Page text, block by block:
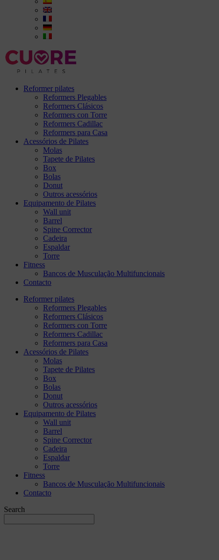
Reformer pilates
Reformers Plegables
Reformers Clásicos
Reformers con Torre
Reformers Cadillac
Reformers para Casa
Acessórios de Pilates
Molas
Tapete de Pilates
Box
Bolas
Donut
Outros acessórios
Equipamento de Pilates
Wall unit
Barrel
Spine Corrector
Cadeira
Espaldar
Torre
Fitness
Bancos de Musculação Multifuncionais
Contacto
Reformer pilates
Reformers Plegables
Reformers Clásicos
Reformers con Torre
Reformers Cadillac
Reformers para Casa
Acessórios de Pilates
Molas
Tapete de Pilates
Box
Bolas
Donut
Outros acessórios
Equipamento de Pilates
Wall unit
Barrel
Spine Corrector
Cadeira
Espaldar
Torre
Fitness
Bancos de Musculação Multifuncionais
Contacto
Search